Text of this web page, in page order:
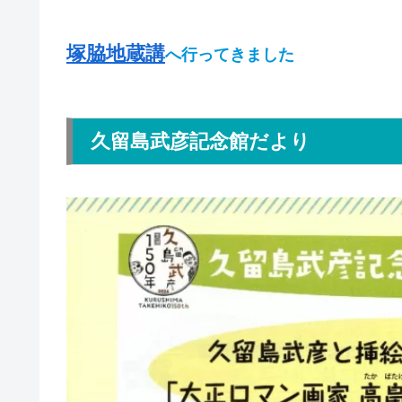
塚脇地蔵講へ行ってきました
久留島武彦記念館だより